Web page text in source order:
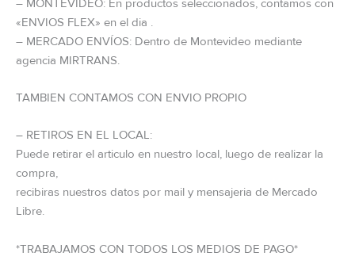
– MONTEVIDEO: En productos seleccionados, contamos con
«ENVIOS FLEX» en el dia .
– MERCADO ENVÍOS: Dentro de Montevideo mediante
agencia MIRTRANS.
TAMBIEN CONTAMOS CON ENVIO PROPIO
– RETIROS EN EL LOCAL:
Puede retirar el articulo en nuestro local, luego de realizar la
compra,
recibiras nuestros datos por mail y mensajeria de Mercado
Libre.
*TRABAJAMOS CON TODOS LOS MEDIOS DE PAGO*